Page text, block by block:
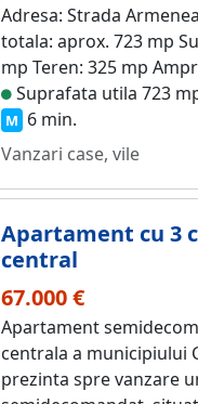
Adresa: Strada
totala: aprox. 723 mp
mp Teren: 325 mp
Suprafata utila 723
M 6 min.
Vanzari case, vile
Apartament cu 3
central
67.000 €
Apartament
centrala a municipiului
prezinta spre vanzare